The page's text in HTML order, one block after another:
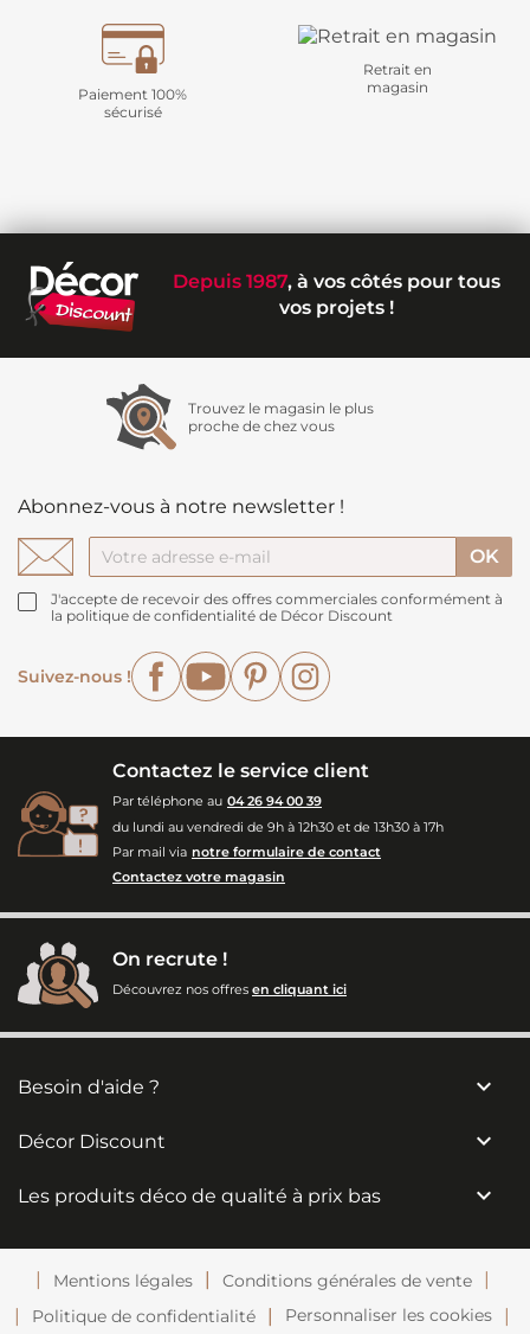
Paiement 100%
sécurisé
Retrait en
magasin
Depuis 1987, à vos côtés pour tous
vos projets !
Trouvez le magasin le plus
proche de chez vous
Abonnez-vous à notre newsletter !
J'accepte de recevoir des offres commerciales conformément à
la politique de confidentialité de Décor Discount
Suivez-nous !
FacebookYouTubePinterest
Contactez le service client
Par téléphone au 04 26 94 00 39
du lundi au vendredi de 9h à 12h30 et de 13h30 à 17h
Par mail via notre formulaire de contact
Contactez votre magasin
On recrute !
Découvrez nos offres en cliquant ici
Besoin d'aide ? 
Décor Discount 
Les produits déco de qualité à prix bas 
Mentions légales
Conditions générales de vente
Politique de confidentialité
Personnaliser les cookies